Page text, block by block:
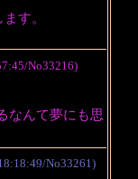
す。
No33216)
なんて夢にも思
No33261)